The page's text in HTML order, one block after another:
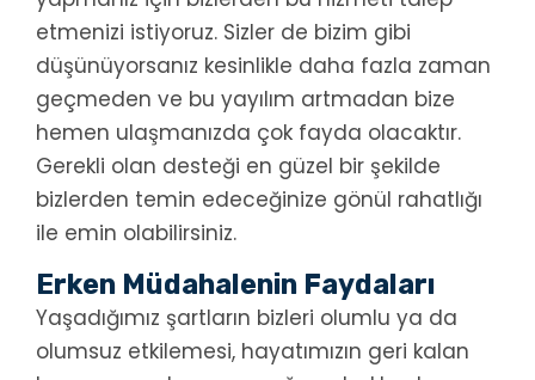
etmenizi istiyoruz. Sizler de bizim gibi
düşünüyorsanız kesinlikle daha fazla zaman
geçmeden ve bu yayılım artmadan bize
hemen ulaşmanızda çok fayda olacaktır.
Gerekli olan desteği en güzel bir şekilde
bizlerden temin edeceğinize gönül rahatlığı
ile emin olabilirsiniz.
Erken Müdahalenin Faydaları
Yaşadığımız şartların bizleri olumlu ya da
olumsuz etkilemesi, hayatımızın geri kalan